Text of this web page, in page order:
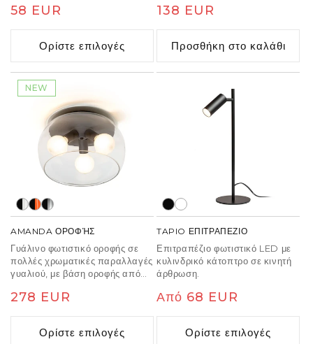
Το φωτιστικό είναι κατάλληλο
πηγές φωτός με γωνία δέσμης
120° στο φωτιστικό σώμα για να
αποφύγετε ανεπιθύμητες σκιές.
Κανονική
τιμή
58 EUR
Ορίστε επιλογές
διαμορφωθεί ρυθμίζοντας τους
για πηγές φωτός LED με βάση
E27.
Κανονική
τιμή
138 EUR
Προσθήκη στο καλάθι
NEW
AMANDA ΟΡΟΦΉΣ
Γυάλινο φωτιστικό οροφής σε
πολλές χρωματικές παραλλαγές
γυαλιού, με βάση οροφής από
λαμπτήρες LED βάσης E27. Οι
παραγωγής, δεν είναι ελάττωμα.
Κανονική
τιμή
278 EUR
Ορίστε επιλογές
TAPIO ΕΠΙΤΡΑΠΕΖΙΟ
Επιτραπέζιο φωτιστικό LED με
κυλινδρικό κάτοπτρο σε κινητή
άρθρωση.
Κανονική
τιμή
Από 68 EUR
Ορίστε επιλογές